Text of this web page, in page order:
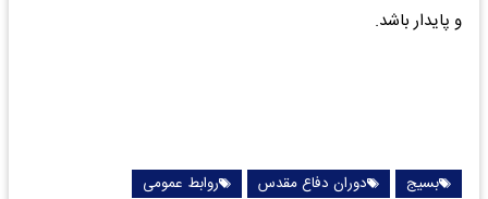
و پایدار باشد.
بسیج دوران دفاع مقدس
روابط عمومی